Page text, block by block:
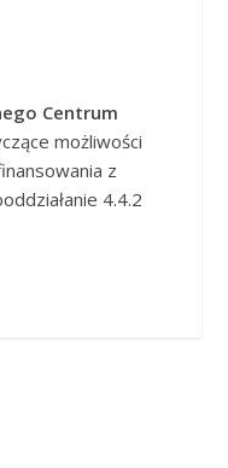
Centrum
możliwości
z
4.4.2